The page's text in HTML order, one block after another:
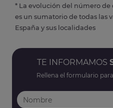
* La evolución del número de
es un sumatorio de todas las
España y sus localidades
TE INFORMAMOS
Rellena el formulario